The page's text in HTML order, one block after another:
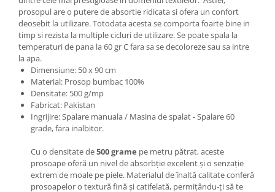
prosopul are o putere de absortie ridicata si ofera un confort
deosebit la utilizare. Totodata acesta se comporta foarte bine in
timp si rezista la multiple cicluri de utilizare. Se poate spala la
temperaturi de pana la 60 gr C fara sa se decoloreze sau sa intre
la apa.
Dimensiune: 50 x 90 cm
Material: Prosop bumbac 100%
Densitate: 500 g/mp
Fabricat: Pakistan
Ingrijire: Spalare manuala / Masina de spalat - Spalare 60
grade, fara inalbitor.
Cu o densitate de500 grame pe metru pătrat, aceste
prosoape oferă un nivel de absorbție excelent și o senzație
extrem de moale pe piele. Materialul de înaltă calitate conferă
prosoapelor o textură fină și catifelată, permițându-ți să te